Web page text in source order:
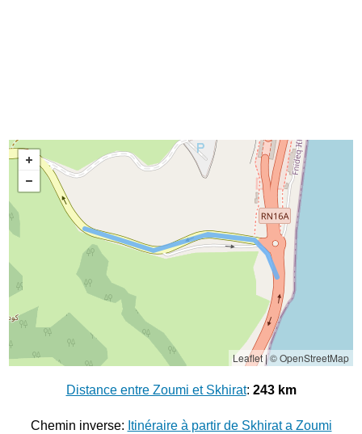
Leaflet|© OpenStreetMap
Distance entre Zoumi et Skhirat: 243 km
Chemin inverse: Itinéraire à partir de Skhirat a Zoumi